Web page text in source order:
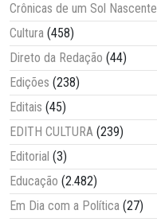
Crônicas de um Sol Nascente
Cultura (458)
Direto da Redação (44)
Edições (238)
Editais (45)
EDITH CULTURA (239)
Editorial (3)
Educação (2.482)
Em Dia com a Política (27)